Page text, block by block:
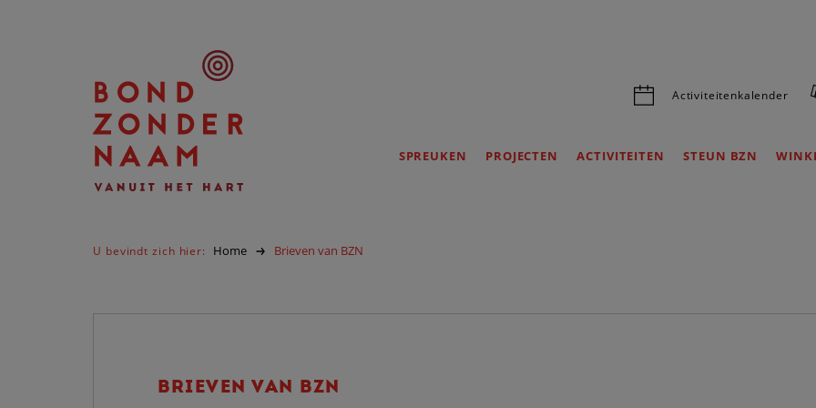
Activiteitenkalender
SPREUKEN PROJECTEN ACTIVITEITEN STEUN BZN
U bevindt zich hier: Home Brieven van BZN
BRIEVEN VAN BZN